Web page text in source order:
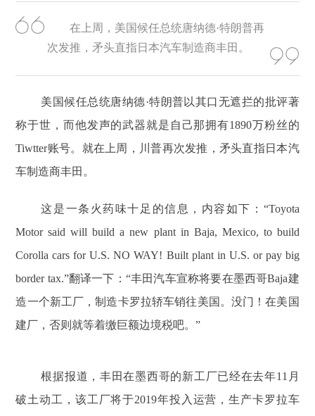
在上周，美国候任总统唐纳德·特朗普再
次发推，矛头直指日本汽车制造商丰田。
美国候任总统唐纳德·特朗普以其口无遮拦的批评著
称于世，而他发声的武器就是自己那拥有1890万粉丝的
Tiwtter账号。就在上周，川普再次发推，矛头直指日本汽
车制造商丰田。
这是一条火药味十足的信息，内容如下：“Toyota
Motor said will build a new plant in Baja, Mexico, to build
Corolla cars for U.S. NO WAY! Built plant in U.S. or pay big
border tax.”翻译一下：“丰田汽车宣称将要在墨西哥Baja建
造一个新工厂，制造卡罗拉轿车销往美国。没门！在美国
建厂，否则就等着缴巨额边境税吧。”
根据报道，丰田在墨西哥的新工厂已经在去年11月
破土动工，该工厂将于2019年投入运营，生产卡罗拉车